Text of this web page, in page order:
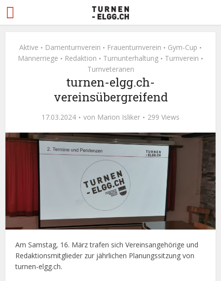
Aktive • Damenturnverein • Frauenturnverein • Gym-Cup •
Männerriege • Redaktion • Turnunterhaltung • Turnverein •
Turnveteranen
turnen-elgg.ch-
vereinsübergreifend
17.03.2024 von Marion Isliker 299 Views
Am Samstag, 16. März trafen sich Vereinsangehörige und
Redaktionsmitglieder zur jährlichen Planungssitzung von
turnen-elgg.ch.